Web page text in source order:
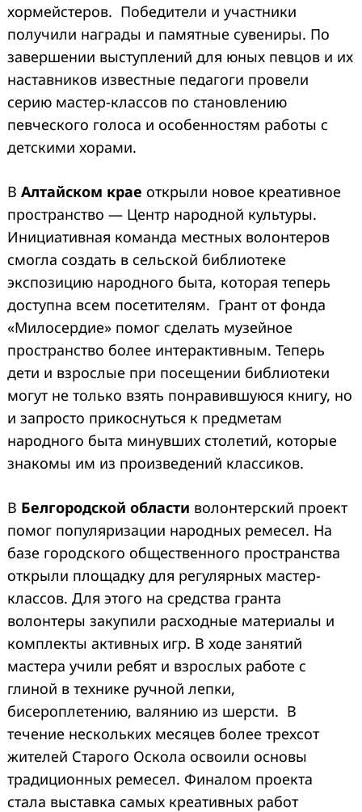
хормейстеров. Победители и участники
получили награды и памятные сувениры. По
завершении выступлений для юных певцов и их
наставников известные педагоги провели
серию мастер-классов по становлению
певческого голоса и особенностям работы с
детскими хорами.
В Алтайском крае открыли новое креативное
пространство — Центр народной культуры.
Инициативная команда местных волонтеров
смогла создать в сельской библиотеке
экспозицию народного быта, которая теперь
доступна всем посетителям. Грант от фонда
«Милосердие» помог сделать музейное
пространство более интерактивным. Теперь
дети и взрослые при посещении библиотеки
могут не только взять понравившуюся книгу, но
и запросто прикоснуться к предметам
народного быта минувших столетий, которые
знакомы им из произведений классиков.
В Белгородской области волонтерский проект
помог популяризации народных ремесел. На
базе городского общественного пространства
открыли площадку для регулярных мастер-
классов. Для этого на средства гранта
волонтеры закупили расходные материалы и
комплекты активных игр. В ходе занятий
мастера учили ребят и взрослых работе с
глиной в технике ручной лепки,
бисероплетению, валянию из шерсти. В
течение нескольких месяцев более трехсот
жителей Старого Оскола освоили основы
традиционных ремесел. Финалом проекта
стала выставка самых креативных работ